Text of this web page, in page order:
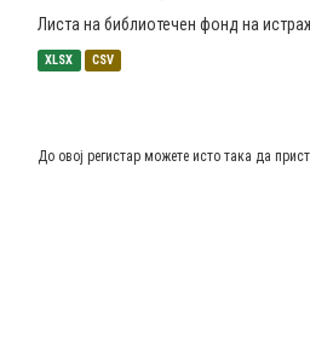
Листа на библиотечен фонд на
XLSX CSV
До овој регистар можете исто така да